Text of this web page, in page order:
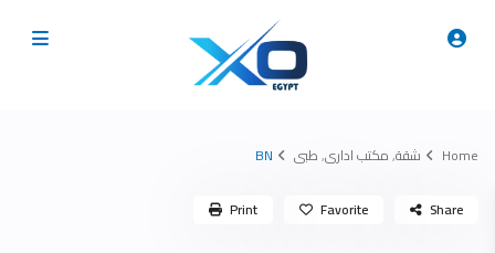
Home شقة,مكتب ادارى,طبى BN
Share
Favorite
Print